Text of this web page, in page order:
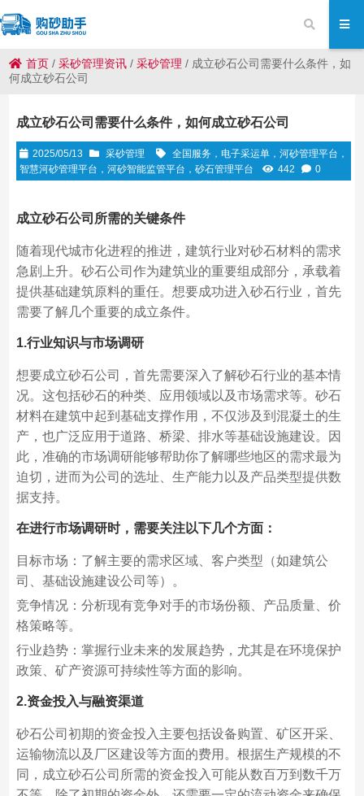
首页 /采砂管理资讯 /采砂管理 / 成立砂石公司需要什么条件，如
何成立砂石公司
成立砂石公司需要什么条件，如何成立砂石公司
2025/05/13 采砂管理
全国服务，电子采运单，河砂管理平台，
智慧河砂管理平台，河砂智能监管平台，砂石管理平台
442 0
成立砂石公司所需的关键条件
随着现代城市化进程的推进，建筑行业对砂石材料的需求
急剧上升。砂石公司作为建筑业的重要组成部分，承载着
提供基础建筑原料的重任。想要成功进入砂石行业，首先
需要了解几个重要的成立条件。
1.行业知识与市场调研
想要成立砂石公司，首先需要深入了解砂石行业的基本情
况。这包括砂石的种类、应用领域以及市场需求等。砂石
材料在建筑中起到基础支撑作用，不仅涉及到混凝土的生
产，也广泛应用于道路、桥梁、排水等基础设施建设。因
此，准确的市场调研能够帮助你了解哪些地区的需求最为
迫切，进而为公司的选址、生产能力以及产品类型提供数
据支持。
在进行市场调研时，需要关注以下几个方面：
目标市场：了解主要的需求区域、客户类型（如建筑公
司、基础设施建设公司等）。
竞争情况：分析现有竞争对手的市场份额、产品质量、价
格策略等。
行业趋势：掌握行业未来的发展趋势，尤其是在环境保护
政策、矿产资源可持续性等方面的影响。
2.资金投入与融资渠道
砂石公司初期的资金投入主要包括设备购置、矿区开采、
运输物流以及厂区建设等方面的费用。根据生产规模的不
同，成立砂石公司所需的资金投入可能从数百万到数千万